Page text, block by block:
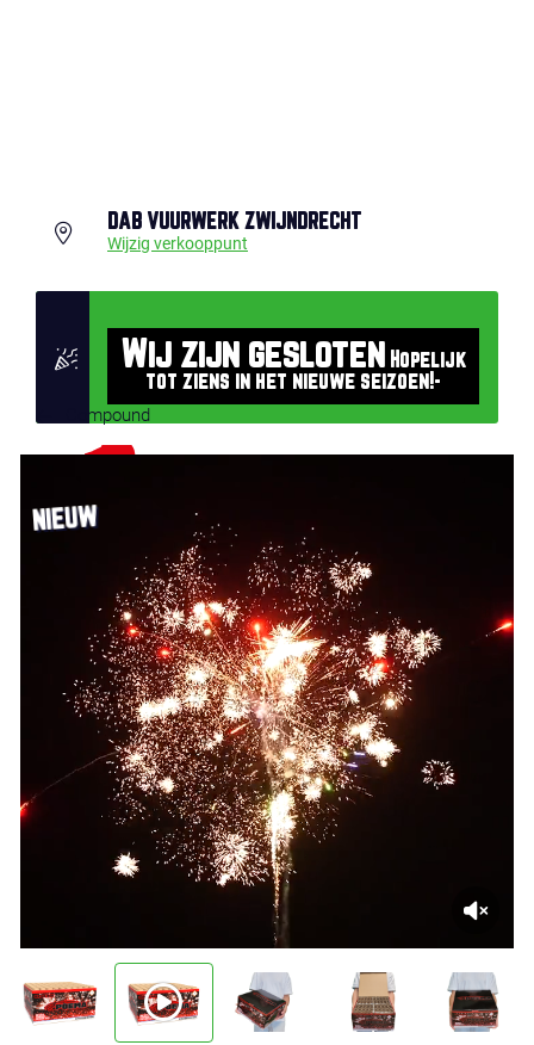
DAB VUURWERK ZWIJNDRECHT
Wijzig verkooppunt
Wij zijn gesloten Hopelijk
tot ziens in het nieuwe seizoen!-
Compound
NIEUW